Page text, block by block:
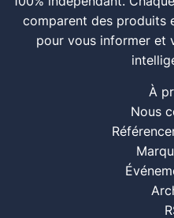
comparent des produits
pour vous informer et
À
Nous